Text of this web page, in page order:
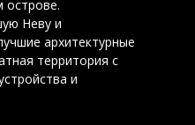
острове.
Неву и
архитектурные
территория с
и